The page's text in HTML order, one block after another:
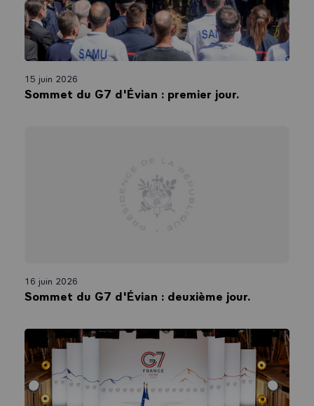
15 juin 2026
Sommet du G7 d'Évian : premier jour.
16 juin 2026
Sommet du G7 d'Évian : deuxième jour.